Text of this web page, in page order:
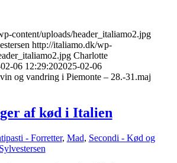
content/uploads/header_italiamo2.jpg
http://italiamo.dk/wp-
Charlotte
06 12:29:202025-02-06
og vandring i Piemonte – 28.-31.maj
af kød i Italien
- Forretter, Mad, Secondi - Kød og